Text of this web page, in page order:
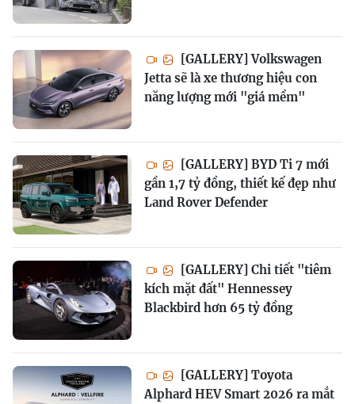
[GALLERY] Volkswagen
Jetta sẽ là xe thương hiệu con
năng lượng mới "giá mềm"
[GALLERY] BYD Ti 7 mới
gần 1,7 tỷ đồng, thiết kế đẹp như
Land Rover Defender
[GALLERY] Chi tiết "tiêm
kích mặt đất" Hennessey
Blackbird hơn 65 tỷ đồng
[GALLERY] Toyota
Alphard HEV Smart 2026 ra mắt